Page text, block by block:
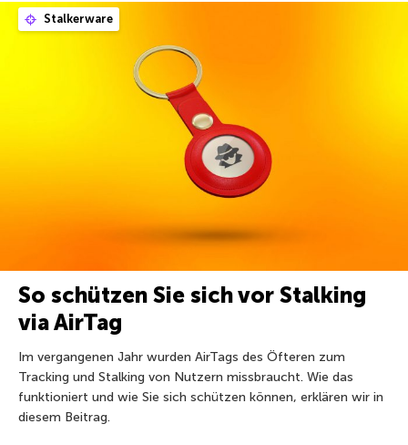
Stalkerware
So schützen Sie sich vor Stalking
via AirTag
Im vergangenen Jahr wurden AirTags des Öfteren zum
Tracking und Stalking von Nutzern missbraucht. Wie das
funktioniert und wie Sie sich schützen können, erklären wir in
diesem Beitrag.